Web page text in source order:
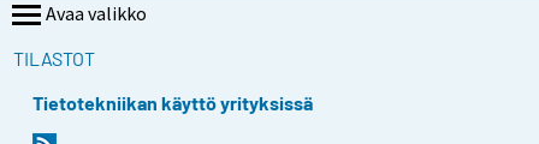
Avaa valikko
TILASTOT
Tietotekniikan käyttö yrityksissä